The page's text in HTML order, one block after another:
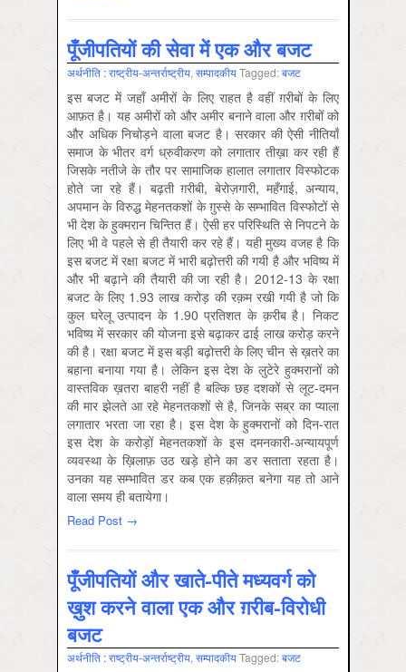
पूँजीपतियों की सेवा में एक और बजट
अर्थनीति : राष्‍ट्रीय-अन्‍तर्राष्‍ट्रीय, सम्‍पादकीयTagged:बजट
इस बजट में जहाँ अमीरों के लिए राहत है वहीं ग़रीबों के लिए
आफ़त है। यह अमीरों को और अमीर बनाने वाला और ग़रीबों को
और अधिक निचोड़ने वाला बजट है। सरकार की ऐसी नीतियाँ
समाज के भीतर वर्ग ध्रुवीकरण को लगातार तीख़ा कर रही हैं
जिसके नतीजे के तौर पर सामाजिक हालात लगातार विस्फोटक
होते जा रहे हैं। बढ़ती ग़रीबी, बेरोज़गारी, महँगाई, अन्याय,
अपमान के विरुद्ध मेहनतकशों के ग़ुस्से के सम्भावित विस्फोटों से
भी देश के हुक्मरान चिन्तित हैं। ऐसी हर परिस्थिति से निपटने के
लिए भी वे पहले से ही तैयारी कर रहे हैं। यही मुख्य वजह है कि
इस बजट में रक्षा बजट में भारी बढ़ोत्तरी की गयी है और भविष्य में
और भी बढ़ाने की तैयारी की जा रही है। 2012-13 के रक्षा
बजट के लिए 1.93 लाख करोड़ की रक़म रखी गयी है जो कि
कुल घरेलू उत्पादन के 1.90 प्रतिशत के क़रीब है। निकट
भविष्य में सरकार की योजना इसे बढ़ाकर ढाई लाख करोड़ करने
की है। रक्षा बजट में इस बड़ी बढ़ोत्तरी के लिए चीन से ख़तरे का
बहाना बनाया गया है। लेकिन इस देश के लुटेरे हुक्मरानों को
वास्तविक ख़तरा बाहरी नहीं है बल्कि छह दशकों से लूट-दमन
की मार झेलते आ रहे मेहनतकशों से है, जिनके सब्र का प्याला
लगातार भरता जा रहा है। इस देश के हुक्मरानों को दिन-रात
इस देश के करोड़ों मेहनतकशों के इस दमनकारी-अन्यायपूर्ण
व्यवस्था के ख़िलाफ़ उठ खड़े होने का डर सताता रहता है।
उनका यह सम्भावित डर कब एक हक़ीक़त बनेगा यह तो आने
वाला समय ही बतायेगा।
Read Post →
पूँजीपतियों और खाते-पीते मध्यवर्ग को
ख़ुश करने वाला एक और ग़रीब-विरोधी
बजट
अर्थनीति : राष्‍ट्रीय-अन्‍तर्राष्‍ट्रीय, सम्‍पादकीयTagged:बजट